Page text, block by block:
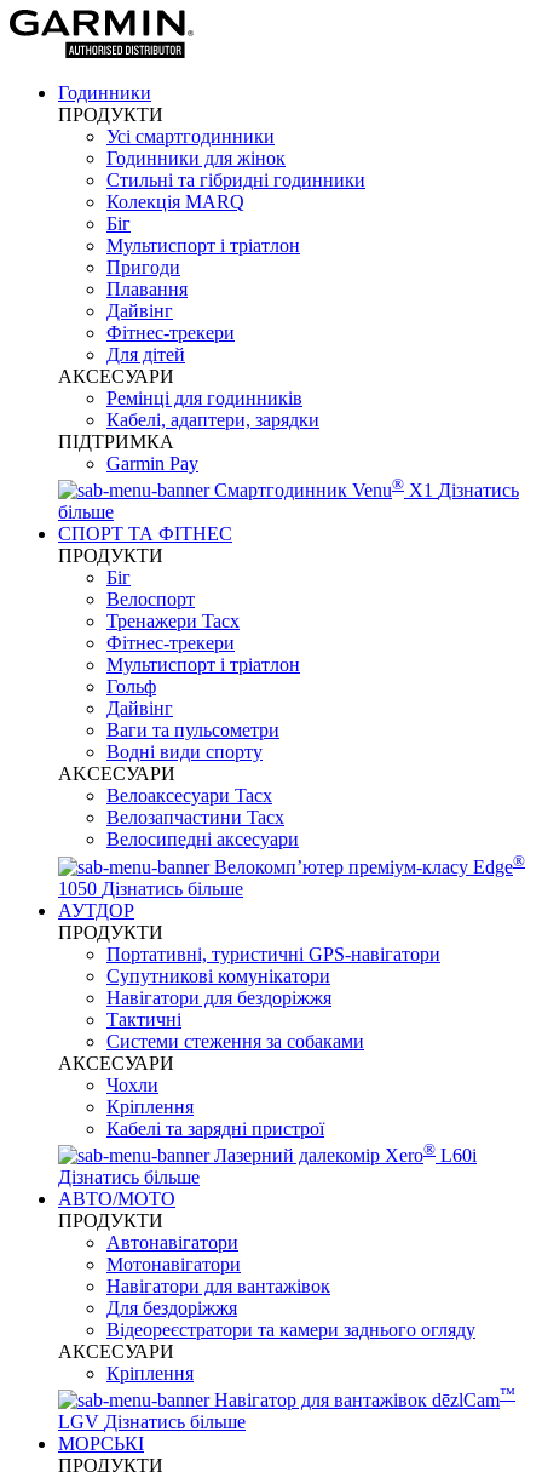
Годинники
ПРОДУКТИ
Усі смартгодинники
Годинники для жінок
Стильні та гібридні годинники
Колекція MARQ
Біг
Мультиспорт і тріатлон
Пригоди
Плавання
Дайвінг
Фітнес-трекери
Для дітей
АКСЕСУАРИ
Ремінці для годинників
Кабелі, адаптери, зарядки
ПІДТРИМКА
Garmin Pay
Смартгодинник Venu® X1 Дізнатись
більше
СПОРТ ТА ФІТНЕС
ПРОДУКТИ
Біг
Велоспорт
Тренажери Tacx
Фітнес-трекери
Мультиспорт і тріатлон
Гольф
Дайвінг
Ваги та пульсометри
Водні види спорту
AKCЕСУАРИ
Велоаксесуари Tacx
Велозапчастини Tacx
Велосипедні аксесуари
Велокомп’ютер преміум-класу Edge®
1050 Дізнатись більше
АУТДОР
ПРОДУКТИ
Портативні, туристичні GPS-навігатори
Супутникові комунікатори
Навігатори для бездоріжжя
Тактичні
Системи стеження за собаками
АКСЕСУАРИ
Чохли
Кріплення
Кабелі та зарядні пристрої
Лазерний далекомір Xero® L60i
Дізнатись більше
АВТО/МОТО
ПРОДУКТИ
Автонавігатори
Мотонавігатори
Навігатори для вантажівок
Для бездоріжжя
Відеореєстратори та камери заднього огляду
АКСЕСУАРИ
Кріплення
Навігатор для вантажівок dēzlCam™
LGV Дізнатись більше
МОРСЬКІ
ПРОДУКТИ